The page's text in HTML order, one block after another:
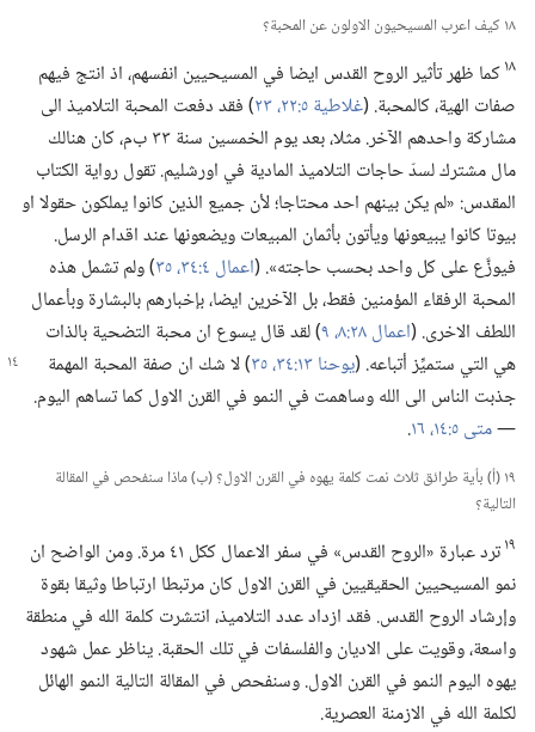
١٨ كيف اعرب المسيحيون الاولون عن المحبة؟‏
١٨كما ظهر تأثير الروح القدس ايضا في المسيحيين انفسهم،‏ اذ انتج فيهم
صفات الهية،‏ كالمحبة.‏ (‏غلاطية ٥:‏٢٢،‏ ٢٣
‏)‏ فقد دفعت المحبة التلاميذ الى
مشاركة واحدهم الآخر.‏ مثلا،‏ بعد يوم الخمسين سنة ٣٣ ب‌م،‏ كان هنالك
مال مشترك لسدّ حاجات التلاميذ المادية في اورشليم.‏ تقول رواية الكتاب
المقدس:‏ «لم يكن بينهم احد محتاجا؛‏ لأن جميع الذين كانوا يملكون حقولا او
بيوتا كانوا يبيعونها ويأتون بأثمان المبيعات ويضعونها عند اقدام الرسل.‏
فيوزَّع على كل واحد بحسب حاجته».‏ (‏اعمال ٤:‏٣٤،‏ ٣٥
‏)‏ ولم تشمل هذه
المحبة الرفقاء المؤمنين فقط،‏ بل الآخرين ايضا،‏ بإخبارهم بالبشارة وبأعمال
اللطف الاخرى.‏ (‏اعمال ٢٨:‏٨،‏ ٩
‏)‏ لقد قال يسوع ان محبة التضحية بالذات
هي التي ستميِّز أتباعه.‏ (‏يوحنا ١٣:‏٣٤،‏ ٣٥ ‏)‏ لاشك ان صفة المحبة المهمة
جذبت الناس الى الله وساهمت في النمو في القرن الاول كما تساهم اليوم.‏
—‏متى ٥:‏١٤،‏ ‏.‏
١٩ (‏أ)‏ بأية طرائق ثلاث نمت كلمة يهوه في القرن الاول؟‏ (‏ب)‏ ماذا سنفحص في المقالة
التالية؟‏
١٩
ترد عبارة «الروح القدس» في سفر الاعمال ككل ٤١ مرة.‏ ومن الواضح ان
نمو المسيحيين الحقيقيين في القرن الاول كان مرتبطا ارتباطا وثيقا بقوة
وإرشاد الروح القدس.‏ فقد ازداد عدد التلاميذ،‏ انتشرت كلمة الله في منطقة
واسعة،‏ وقويت على الاديان والفلسفات في تلك الحقبة.‏ يناظر عمل شهود
يهوه اليوم النمو في القرن الاول.‏ وسنفحص في المقالة التالية النمو الهائل
لكلمة الله في الازمنة العصرية.‏